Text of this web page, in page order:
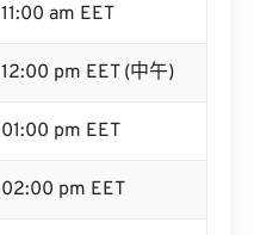
11:00 am EET
12:00 pm EET (中午)
01:00 pm EET
02:00 pm EET